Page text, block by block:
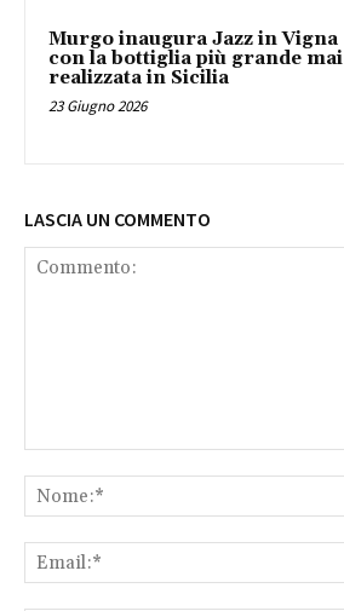
Murgo inaugura Jazz in Vigna
con la bottiglia più grande mai
realizzata in Sicilia
23 Giugno 2026
LASCIA UN COMMENTO